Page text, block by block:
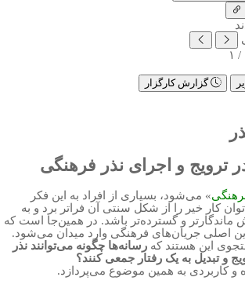
گزارش کارگزار
ترویج و اجرای نذر فرهنگی
» می‌شود، بسیاری از افراد به این فکر
کار خیر را از شکل سنتی آن فراتر برد و به
ماندگارتر و گسترده‌تر باشد. در همین‌جا است که
اصلی جریان‌های فرهنگی وارد میدان می‌شود.
این هستند که رسانه‌ها چگونه می‌توانند نذر
و تبدیل به یک رفتار جمعی کنند؟
و کاربردی به همین موضوع می‌پردازد.